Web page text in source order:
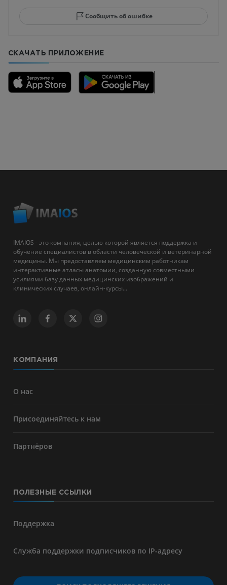
Сообщить об ошибке
СКАЧАТЬ ПРИЛОЖЕНИЕ
IMAIOS - это компания, целью которой является поддержка и
обучение специалистов в области человеческой и ветеринарной
медицины. Мы предоставляем медицинским работникам
интерактивные атласы анатомии, созданную совместными
усилиями базу данных медицинских изображений и
клинических случаев, онлайн-курсы...
КОМПАНИЯ
О нас
Присоединяйтесь к нам
Партнёров
ПОЛЕЗНЫЕ ССЫЛКИ
Поддержка
Служба поддержки подписчиков по IP-адресу